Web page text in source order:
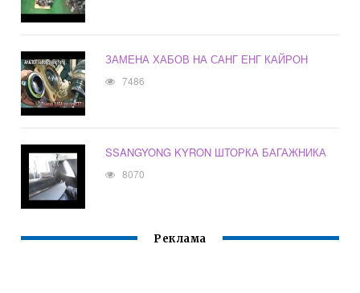
ЗАМЕНА ХАБОВ НА САНГ ЕНГ КАЙРОН
7486
SSANGYONG KYRON ШТОРКА БАГАЖНИКА
8070
Реклама